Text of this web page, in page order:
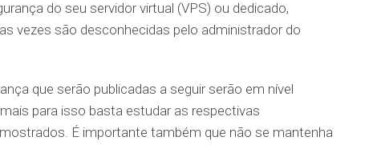
do seu servidor virtual (VPS) ou dedicado,
vezes são desconhecidas pelo administrador do
que serão publicadas a seguir serão em nível
para isso basta estudar as respectivas
É importante também que não se mantenha